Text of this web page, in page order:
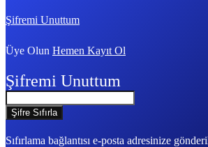
Şifremi Unuttum
Üye Olun Hemen Kayıt Ol
Şifremi Unuttum
Sıfırlama bağlantısı e-posta adresinize